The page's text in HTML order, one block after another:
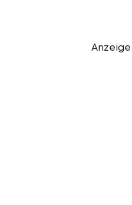
Anzeige